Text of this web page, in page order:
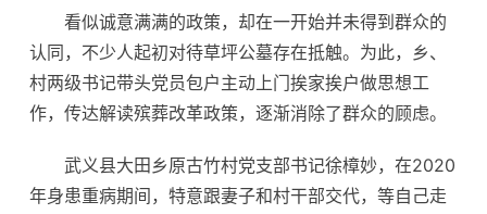
看似诚意满满的政策，却在一开始并未得到群众的
认同，不少人起初对待草坪公墓存在抵触。为此，乡、
村两级书记带头党员包户主动上门挨家挨户做思想工
作，传达解读殡葬改革政策，逐渐消除了群众的顾虑。
武义县大田乡原古竹村党支部书记徐樟妙，在2020
年身患重病期间，特意跟妻子和村干部交代，等自己走